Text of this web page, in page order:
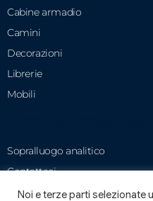
Cabine armadio
Camini
Decorazioni
Librerie
Mobili
Sopralluogo analitico
Contattaci
Privacy Policy
Noi e terze parti selezionate